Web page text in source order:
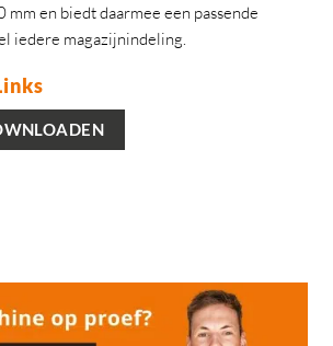
en biedt daarmee een passende
iedere magazijnindeling.